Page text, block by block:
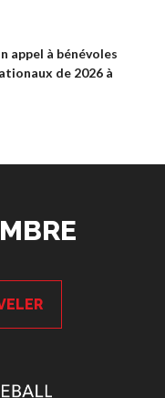
appel à bénévoles
de 2026 à